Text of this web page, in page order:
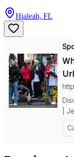
Hialeah, FL